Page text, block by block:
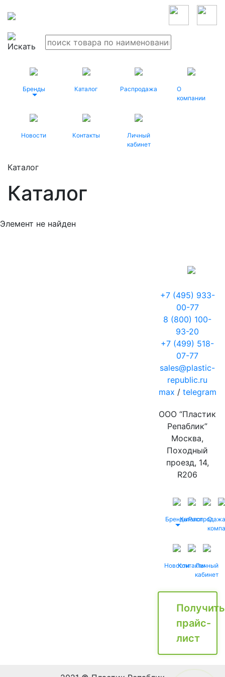
Бренды Каталог Распродажа
О
компании
Новости Контакты
Личный
кабинет
Каталог
Каталог
Элемент не найден
+7 (495) 933-
00-77
8 (800) 100-
93-20
+7 (499) 518-
07-77
sales@plastic-
republic.ru
max / telegram
ООО “Пластик
Репаблик”
Москва,
Походный
проезд, 14,
R206
БрендыКаталог
Распродажа
О
НовостиКонтактыЛичный
кабинет
Получить
прайс-
лист